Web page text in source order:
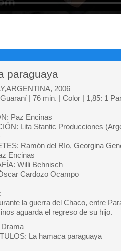
paraguaya
2006
Guaraní | 76 min. | Color | 1,85: 1
Paz Encinas
Lita Stantic Producciones
Ramón del Río, Georgina
Encinas
Willi Behnisch
Cardozo Ocampo
la guerra del Chaco, entre
aguarda el regreso de su hijo.
La hamaca paraguaya